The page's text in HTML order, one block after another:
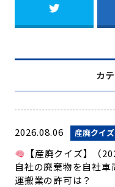
カ
2026.08.06 産廃クイズ
【産廃クイズ】（
自社の廃棄物を自社
運搬業の許可は？